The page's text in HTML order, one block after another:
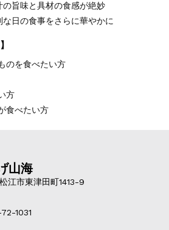
旨味と具材の食感が絶妙
日の食事をさらに華やかに
のを食べたい方
方
食べたい方
山海
江市東津田町1413-9
1031